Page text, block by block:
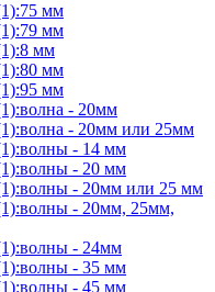
мм
мм
мм
мм
мм
- 20мм
- 20мм или 25мм
- 14 мм
- 20 мм
- 20мм или 25 мм
- 20мм, 25мм,
- 24мм
- 35 мм
- 45 мм